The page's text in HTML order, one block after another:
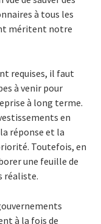
à tous les
méritent notre
requises, il faut
à venir pour
à long terme.
en
réponse et la
Toutefois, en
une feuille de
réaliste.
à la fois de